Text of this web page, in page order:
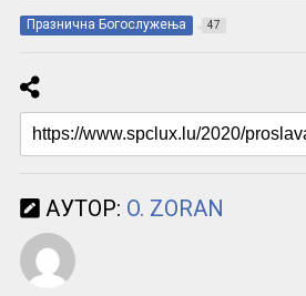
Празнична Богослужења 47
АУТОР: O. ZORAN